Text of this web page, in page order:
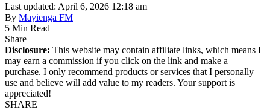
Last updated: April 6, 2026 12:18 am
By Mayienga FM
5 Min Read
Share
Disclosure: This website may contain affiliate links, which means I
may earn a commission if you click on the link and make a
purchase. I only recommend products or services that I personally
use and believe will add value to my readers. Your support is
appreciated!
SHARE